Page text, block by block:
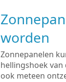
worden
Zonnepanelen
hellingshoek van
ook meteen